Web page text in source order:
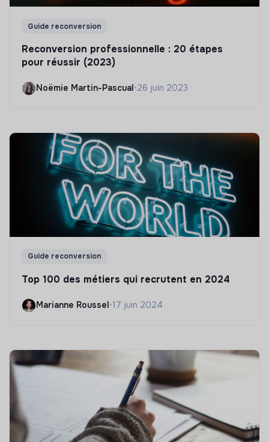
Guide reconversion
Reconversion professionnelle : 20 étapes
pour réussir (2023)
Noëmie Martin-Pascual •26 juin 2023
Guide reconversion
Top 100 des métiers qui recrutent en 2024
Marianne Roussel•17 juin 2024